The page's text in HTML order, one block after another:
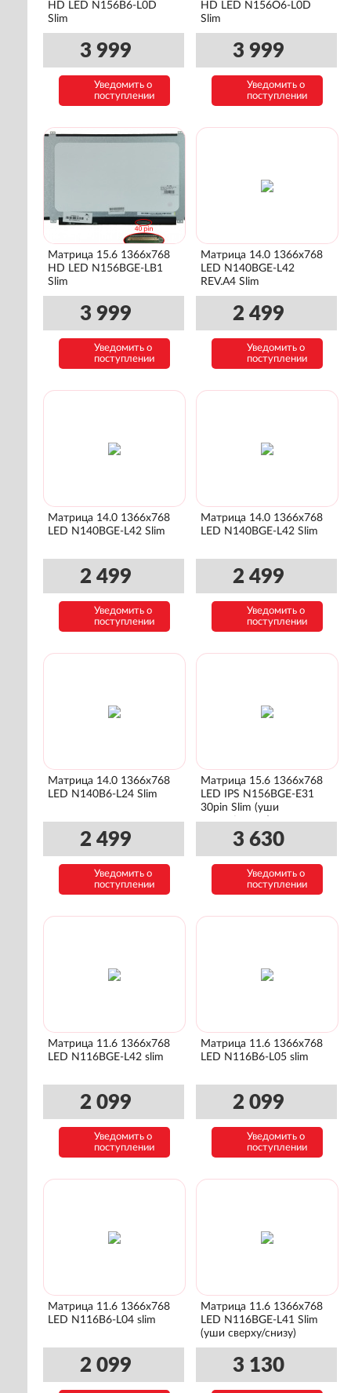
HD LED N156B6-L0D
Slim
3 999
Уведомить о
поступлении
HD LED N156O6-L0D
Slim
3 999
Уведомить о
поступлении
Матрица 15.6 1366x768
HD LED N156BGE-LB1
Slim
3 999
Уведомить о
поступлении
Матрица 14.0 1366x768
LED N140BGE-L42
REV.A4 Slim
2 499
Уведомить о
поступлении
Матрица 14.0 1366x768
LED N140BGE-L42 Slim
2 499
Уведомить о
поступлении
Матрица 14.0 1366x768
LED N140BGE-L42 Slim
2 499
Уведомить о
поступлении
Матрица 14.0 1366x768
LED N140B6-L24 Slim
2 499
Уведомить о
поступлении
Матрица 15.6 1366x768
LED IPS N156BGE-E31
30pin Slim (уши
сверху\снизу)
3 630
Уведомить о
поступлении
Матрица 11.6 1366x768
LED N116BGE-L42 slim
2 099
Уведомить о
поступлении
Матрица 11.6 1366x768
LED N116B6-L05 slim
2 099
Уведомить о
поступлении
Матрица 11.6 1366x768
LED N116B6-L04 slim
2 099
Матрица 11.6 1366x768
LED N116BGE-L41 Slim
(уши сверху/снизу)
3 130